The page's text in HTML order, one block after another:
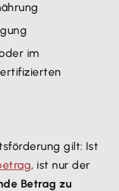
im
gilt: Ist
, ist nur der
Betrag zu